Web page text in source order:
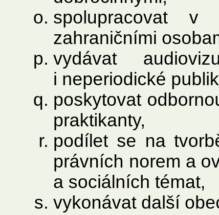
spolupracovat
zahraničními
vydávat
i neperiodické
poskytovat
praktikanty,
podílet se na
právních norem a
a sociálních témat,
vykonávat další